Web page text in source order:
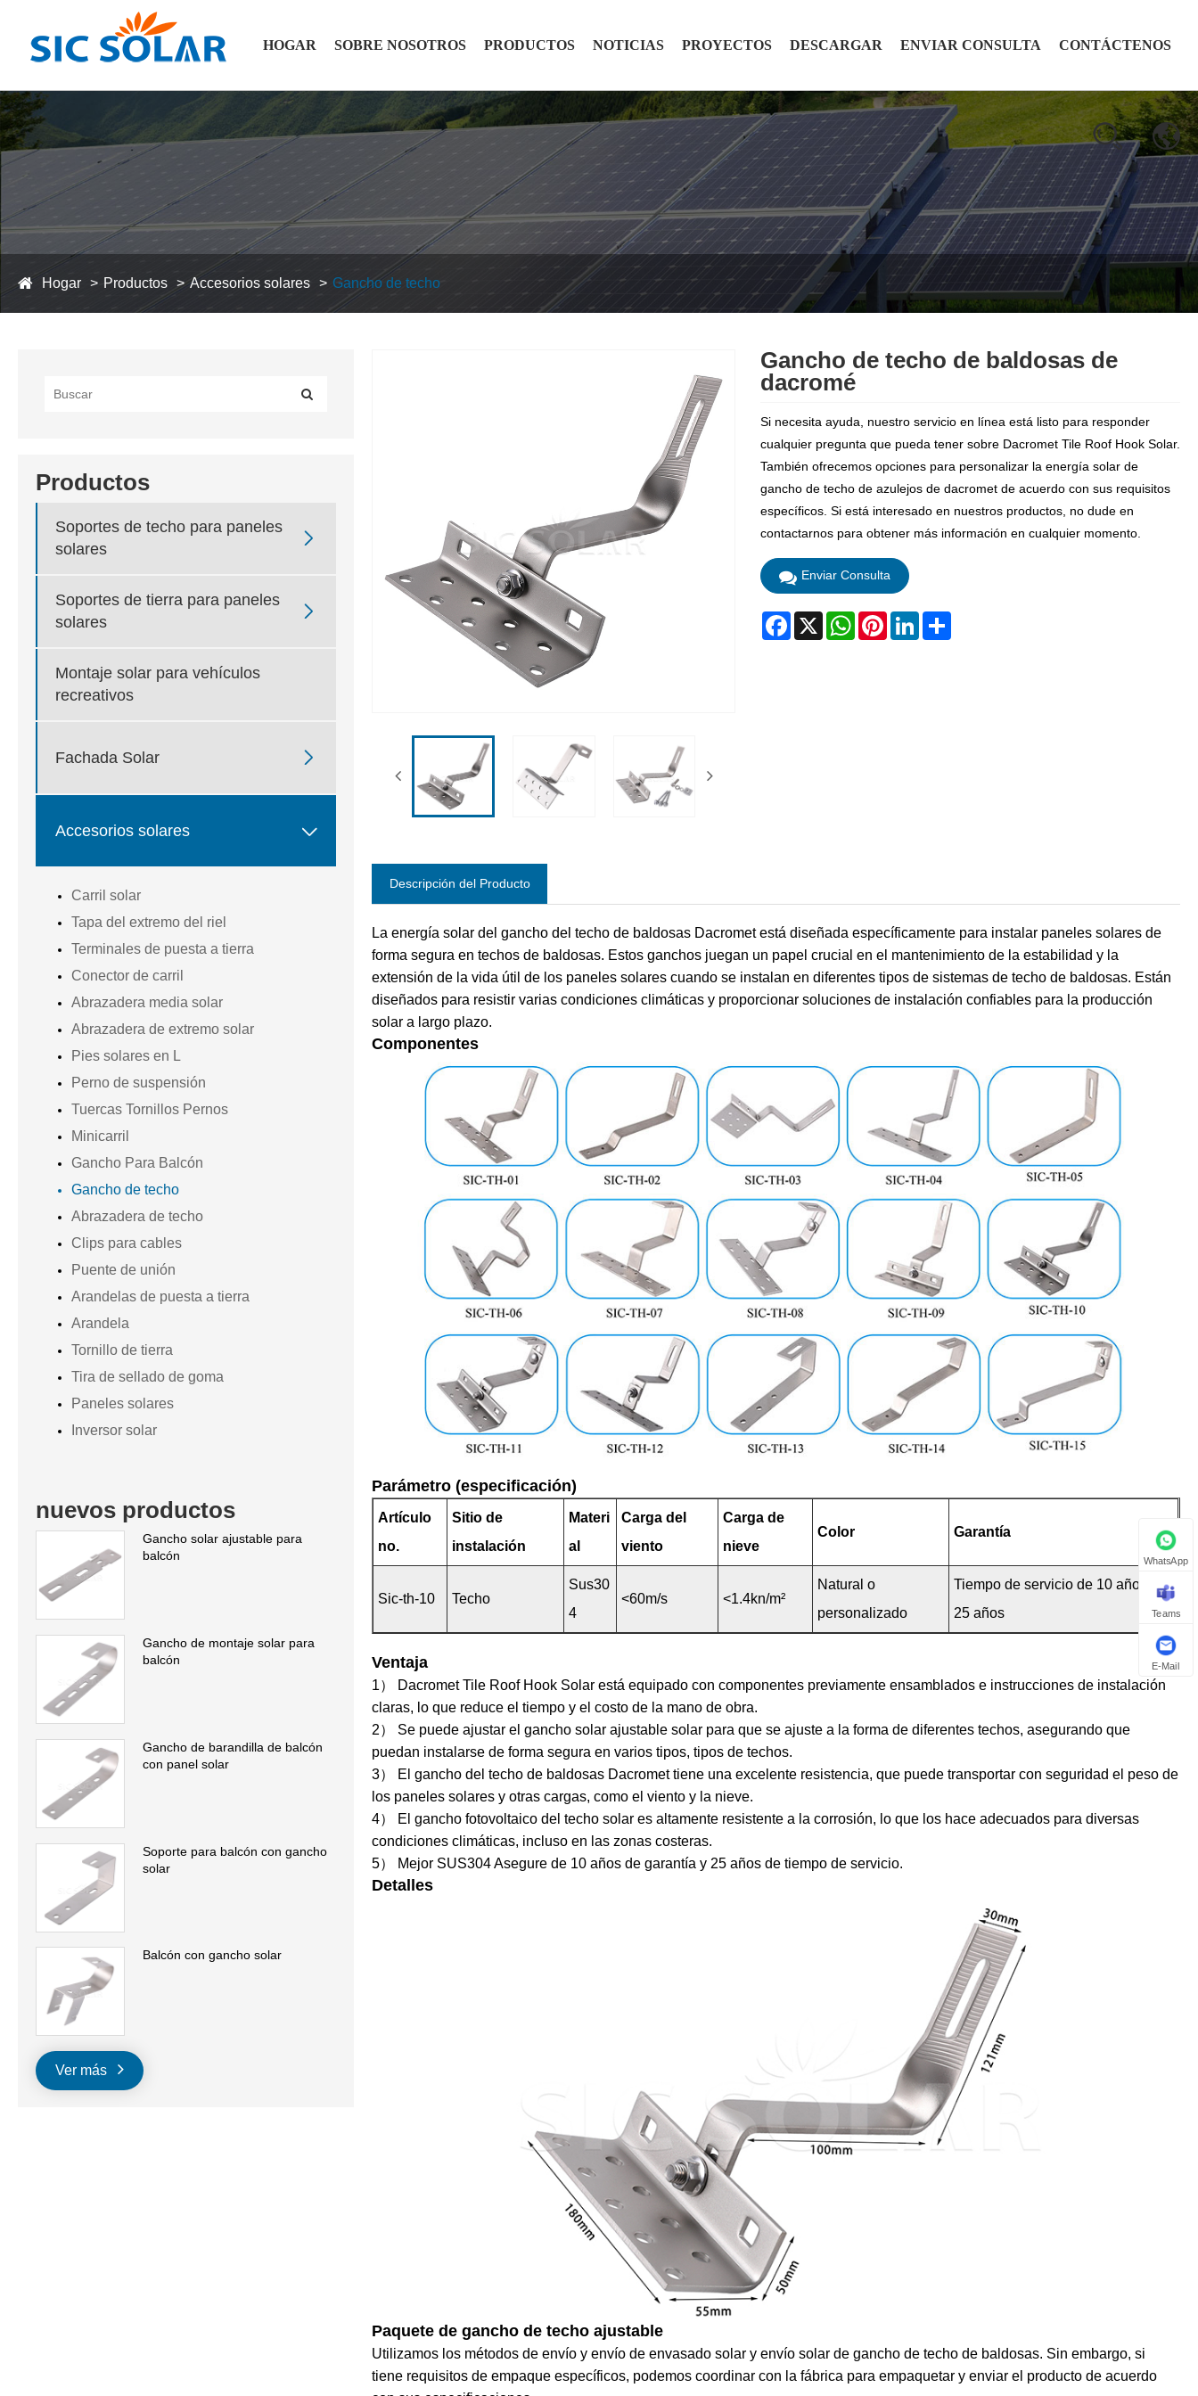
HOGAR SOBRE NOSOTROS PRODUCTOS NOTICIAS PROYECTOS DESCARGAR ENVIAR CONSULTA CONTÁCTENOS
Hogar Productos Accesorios solares Gancho de techo
Productos
Soportes de techo para paneles
solares

Soportes de tierra para paneles
solares

Montaje solar para vehículos
recreativos
Fachada Solar 
Accesorios solares 
Carril solar
Tapa del extremo del riel
Terminales de puesta a tierra
Conector de carril
Abrazadera media solar
Abrazadera de extremo solar
Pies solares en L
Perno de suspensión
Tuercas Tornillos Pernos
Minicarril
Gancho Para Balcón
Gancho de techo
Abrazadera de techo
Clips para cables
Puente de unión
Arandelas de puesta a tierra
Arandela
Tornillo de tierra
Tira de sellado de goma
Paneles solares
Inversor solar
nuevos productos
Gancho solar ajustable para
balcón
Gancho de montaje solar para
balcón
Gancho de barandilla de balcón
con panel solar
Soporte para balcón con gancho
solar
Balcón con gancho solar
Ver más
Gancho de techo de baldosas de
dacromé
Si necesita ayuda, nuestro servicio en línea está listo para responder
cualquier pregunta que pueda tener sobre Dacromet Tile Roof Hook Solar.
También ofrecemos opciones para personalizar la energía solar de
gancho de techo de azulejos de dacromet de acuerdo con sus requisitos
específicos. Si está interesado en nuestros productos, no dude en
contactarnos para obtener más información en cualquier momento.
Enviar Consulta
Facebook
X WhatsAppPinterestLinkedInShare
Descripción del Producto
La energía solar del gancho del techo de baldosas Dacromet está diseñada específicamente para instalar paneles solares de
forma segura en techos de baldosas. Estos ganchos juegan un papel crucial en el mantenimiento de la estabilidad y la
extensión de la vida útil de los paneles solares cuando se instalan en diferentes tipos de sistemas de techo de baldosas. Están
diseñados para resistir varias condiciones climáticas y proporcionar soluciones de instalación confiables para la producción
solar a largo plazo.
Componentes
Parámetro (especificación)
Artículo
no.
Sitio de
instalación
Materi
al
Carga del
viento
Carga de
nieve
Color Garantía
Sic-th-10 Techo
Sus30
4
<60m/s <1.4kn/m²
Natural o
personalizado
Tiempo de servicio de 10 años y
25 años
Ventaja
1） Dacromet Tile Roof Hook Solar está equipado con componentes previamente ensamblados e instrucciones de instalación
claras, lo que reduce el tiempo y el costo de la mano de obra.
2） Se puede ajustar el gancho solar ajustable solar para que se ajuste a la forma de diferentes techos, asegurando que
puedan instalarse de forma segura en varios tipos, tipos de techos.
3） El gancho del techo de baldosas Dacromet tiene una excelente resistencia, que puede transportar con seguridad el peso de
los paneles solares y otras cargas, como el viento y la nieve.
4） El gancho fotovoltaico del techo solar es altamente resistente a la corrosión, lo que los hace adecuados para diversas
condiciones climáticas, incluso en las zonas costeras.
5） Mejor SUS304 Asegure de 10 años de garantía y 25 años de tiempo de servicio.
Detalles
Paquete de gancho de techo ajustable
Utilizamos los métodos de envío y envío de envasado solar y envío solar de gancho de techo de baldosas. Sin embargo, si
tiene requisitos de empaque específicos, podemos coordinar con la fábrica para empaquetar y enviar el producto de acuerdo
WhatsApp
Teams
E-Mail